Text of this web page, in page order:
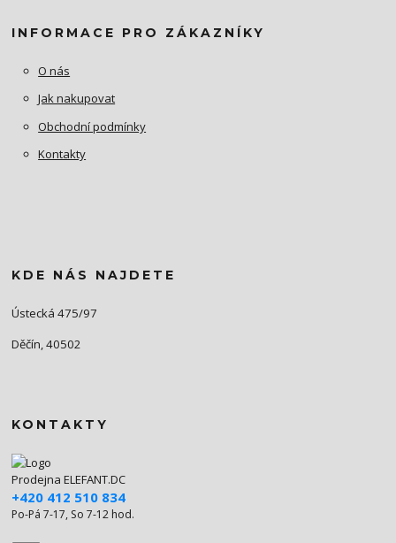
INFORMACE PRO ZÁKAZNÍKY
O nás
Jak nakupovat
Obchodní podmínky
Kontakty
KDE NÁS NAJDETE
Ústecká 475/97
Děčín, 40502
KONTAKTY
Prodejna ELEFANT.DC
+420 412 510 834
Po-Pá 7-17, So 7-12 hod.